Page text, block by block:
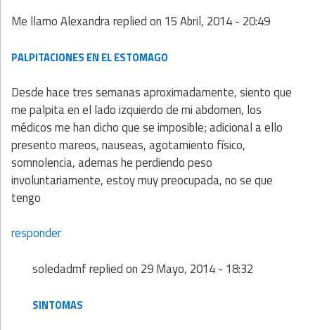
Me llamo Alexandrareplied on 15 Abril, 2014 - 20:49
PALPITACIONES EN EL ESTOMAGO
Desde hace tres semanas aproximadamente, siento que
me palpita en el lado izquierdo de mi abdomen, los
médicos me han dicho que se imposible; adicional a ello
presento mareos, nauseas, agotamiento físico,
somnolencia, ademas he perdiendo peso
involuntariamente, estoy muy preocupada, no se que
tengo
responder
soledadmfreplied on 29 Mayo, 2014 - 18:32
SINTOMAS